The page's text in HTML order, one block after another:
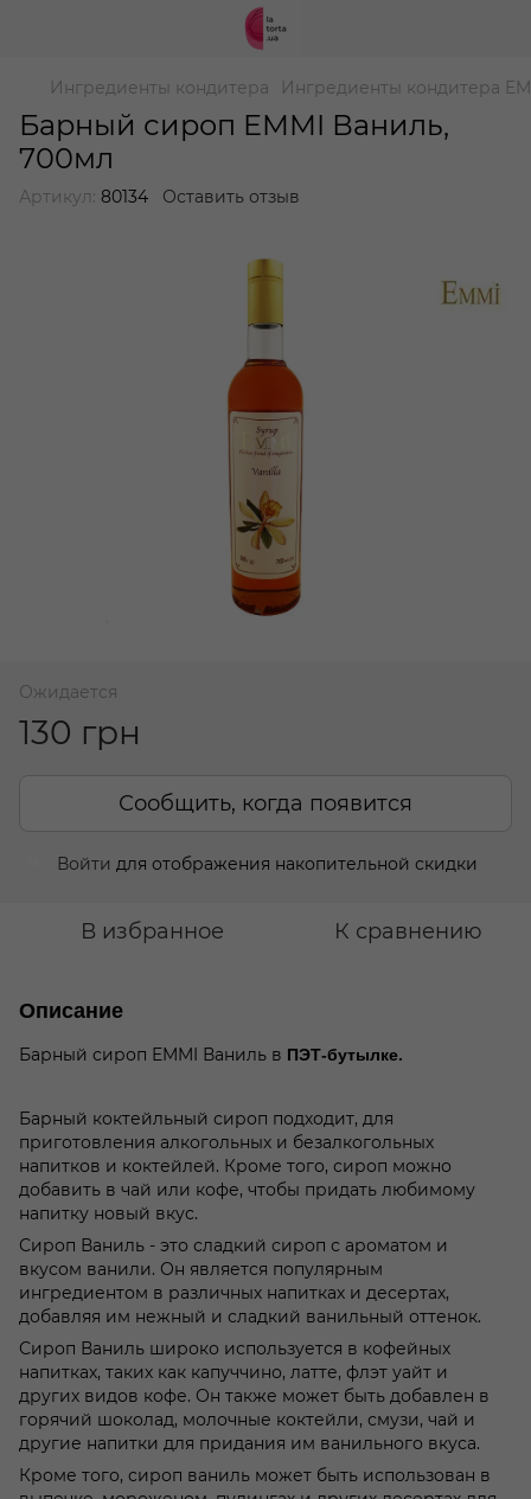
Ингредиенты кондитера Ингредиенты кондитера
Барный сироп EMMI Ваниль,
700мл
Артикул: 80134 Оставить отзыв
Ожидается
130 грн
Сообщить, когда появится
Войти для отображения накопительной скидки
В избранное К сравнению
Описание
Барный сироп EMMI Ваниль в ПЭТ-бутылке.
Барный коктейльный сироп подходит, для
приготовления алкогольных и безалкогольных
напитков и коктейлей. Кроме того, сироп можно
добавить в чай или кофе, чтобы придать любимому
напитку новый вкус.
Сироп Ваниль - это сладкий сироп с ароматом и
вкусом ванили. Он является популярным
ингредиентом в различных напитках и десертах,
добавляя им нежный и сладкий ванильный оттенок.
Сироп Ваниль широко используется в кофейных
напитках, таких как капуччино, латте, флэт уайт и
других видов кофе. Он также может быть добавлен в
горячий шоколад, молочные коктейли, смузи, чай и
другие напитки для придания им ванильного вкуса.
Кроме того, сироп ваниль может быть использован в